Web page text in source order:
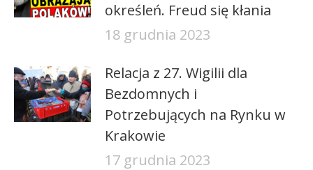
określeń. Freud się kłania
18 grudnia 2023
Relacja z 27. Wigilii dla
Bezdomnych i
Potrzebujących na Rynku w
Krakowie
17 grudnia 2023